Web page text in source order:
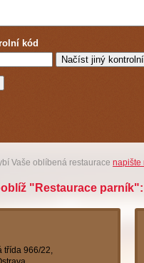
Vaše oblíbená restaurace napište
"Restaurace parník":
třída 966/22,